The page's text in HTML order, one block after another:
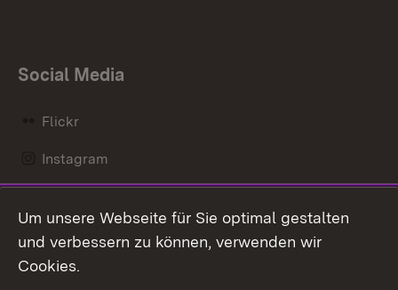
Social Media
Flickr
Instagram
Mastodon
Messenger
Um unsere Webseite für Sie optimal gestalten
und verbessern zu können, verwenden wir
Cookies.